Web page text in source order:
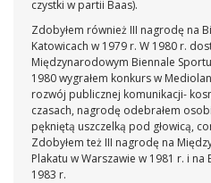
czystki w partii Baas).
Zdobyłem również III nagrodę na
Katowicach w 1979 r. W 1980 r.
Międzynarodowym Biennale
1980 wygrałem konkurs w
rozwój publicznej komunikacji-
czasach, nagrodę odebrałem
pękniętą uszczelką pod głowicą,
Zdobyłem też III nagrodę na
Plakatu w Warszawie w 1981 r. i na
1983 r.